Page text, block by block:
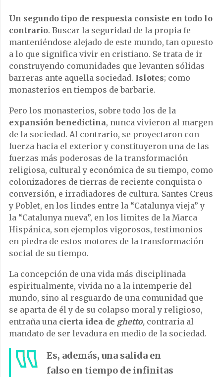
Un segundo tipo de respuesta consiste en todo lo
contrario. Buscar la seguridad de la propia fe
manteniéndose alejado de este mundo, tan opuesto
a lo que significa vivir en cristiano. Se trata de ir
construyendo comunidades que levanten sólidas
barreras ante aquella sociedad. Islotes; como
monasterios en tiempos de barbarie.
Pero los monasterios, sobre todo los de la
expansión benedictina, nunca vivieron al margen
de la sociedad. Al contrario, se proyectaron con
fuerza hacia el exterior y constituyeron una de las
fuerzas más poderosas de la transformación
religiosa, cultural y económica de su tiempo, como
colonizadores de tierras de reciente conquista o
conversión, e irradiadores de cultura. Santes Creus
y Poblet, en los lindes entre la “Catalunya vieja” y
la “Catalunya nueva”, en los limites de la Marca
Hispánica, son ejemplos vigorosos, testimonios
en piedra de estos motores de la transformación
social de su tiempo.
La concepción de una vida más disciplinada
espiritualmente, vivida no a la intemperie del
mundo, sino al resguardo de una comunidad que
se aparta de él y de su colapso moral y religioso,
entraña una cierta idea de ghetto, contraria al
mandato de ser levadura en medio de la sociedad.
Es, además, una salida en
falso en tiempo de infinitas